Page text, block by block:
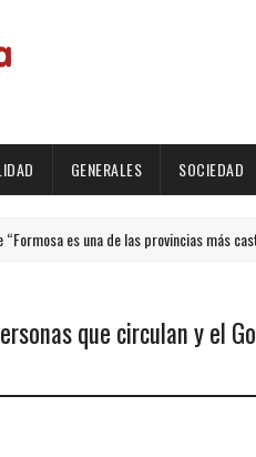
GENERALES SOCIEDAD
es una de las provincias más
que circulan y el